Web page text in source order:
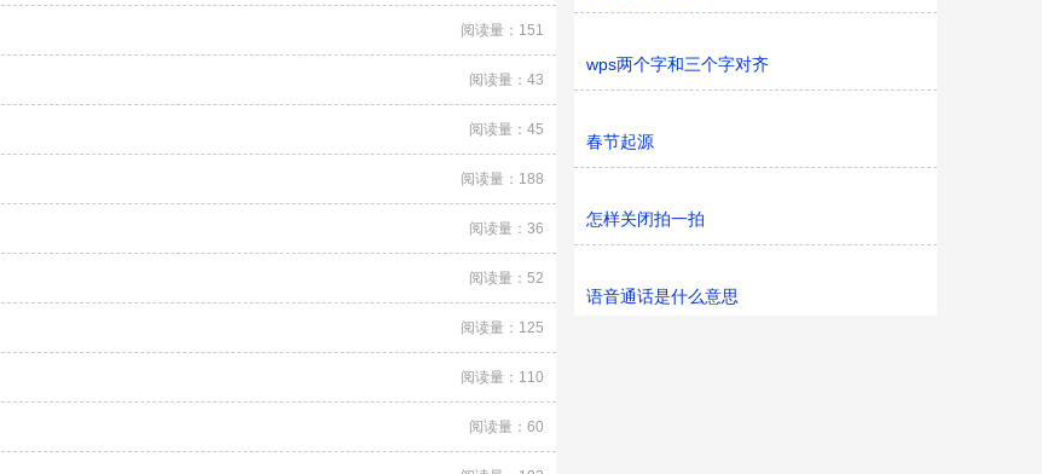
阅读量：151
阅读量：43
阅读量：45
阅读量：188
阅读量：36
阅读量：52
阅读量：125
阅读量：110
阅读量：60
wps两个字和三个字对齐
春节起源
怎样关闭拍一拍
语音通话是什么意思